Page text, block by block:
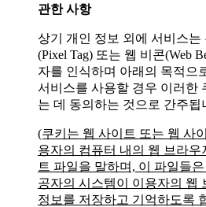
관한 사항
상기 개인 정보 외에 서비스는
(Pixel Tag) 또는 웹 비콘(Web
자를 인식하며 아래의 목적으
서비스를 사용할 경우 이러한
는 데 동의하는 것으로 간주됩
(쿠키는 웹 사이트 또는 웹 사
용자의 컴퓨터 내의 웹 브라
트 파일을 말하며, 이 파일들
공자의 시스템이 이용자의 웹
정보를 저장하고 기억하도록